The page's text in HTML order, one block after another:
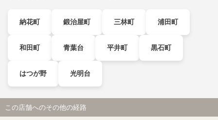
納花町 鍛治屋町 三林町 浦田町
和田町 青葉台 平井町 黒石町
はつが野 光明台
この店舗へのその他の経路